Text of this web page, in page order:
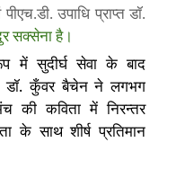
उपाधि प्राप्‍त डॉ.
सक्‍सेना है।
में सुदीर्घ सेवा के बाद
डॉ. कुँवर बैचेन ने लगभग
की कविता में निरन्‍तर
के साथ शीर्ष प्रतिमान